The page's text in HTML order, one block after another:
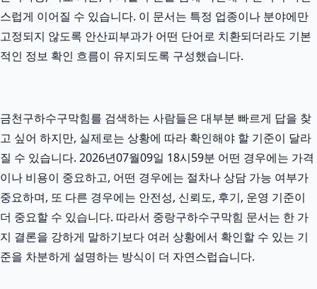
스럽게 이어질 수 있습니다. 이 문서는 특정 업종이나 분야에만
고정되지 않도록 안산피부과가 어떤 단어로 치환되더라도 기본
적인 정보 확인 흐름이 유지되도록 구성했습니다.
금천구하수구막힘를 검색하는 사람들은 대부분 빠르게 답을 찾
고 싶어 하지만, 실제로는 상황에 따라 확인해야 할 기준이 달라
질 수 있습니다. 2026년07월09일 18시59분 어떤 경우에는 가격
이나 비용이 중요하고, 어떤 경우에는 절차나 상담 가능 여부가
중요하며, 또 다른 경우에는 안전성, 신뢰도, 후기, 운영 기준이
더 중요할 수 있습니다. 따라서 중랑구하수구막힘 문서는 한 가
지 결론을 강하게 말하기보다 여러 상황에서 확인할 수 있는 기
준을 차분하게 설명하는 방식이 더 자연스럽습니다.